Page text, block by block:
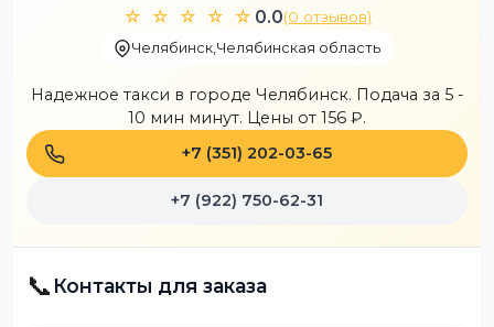
☆ ☆ ☆ ☆ ☆ 0.0(0 отзывов)
Челябинск,Челябинская область
Надежное такси в городе Челябинск. Подача за 5 -
10 мин минут. Цены от 156 ₽.
+7 (351) 202-03-65
+7 (922) 750-62-31
📞 Контакты для заказа